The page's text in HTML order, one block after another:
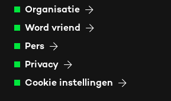
Organisatie
Word vriend
Pers
Privacy
Cookie instellingen